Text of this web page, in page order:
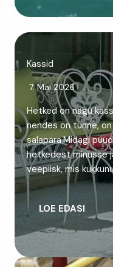
Kassid
7. Mai 2026
Hetked on nagu
nendes on tunne,
salapära.Midagi
hetkedest minusse
veepiisk, mis
LOE EDASI